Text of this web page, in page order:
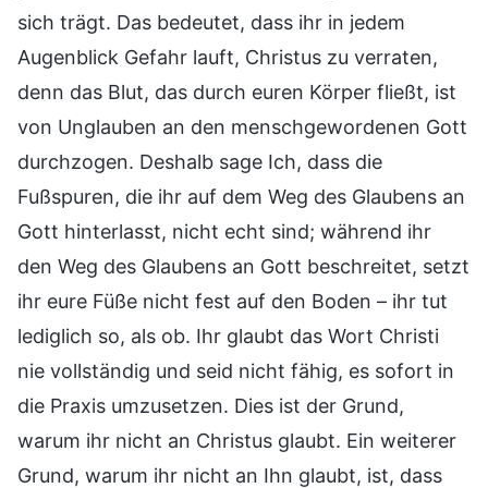
sich trägt. Das bedeutet, dass ihr in jedem
Augenblick Gefahr lauft, Christus zu verraten,
denn das Blut, das durch euren Körper fließt, ist
von Unglauben an den menschgewordenen Gott
durchzogen. Deshalb sage Ich, dass die
Fußspuren, die ihr auf dem Weg des Glaubens an
Gott hinterlasst, nicht echt sind; während ihr
den Weg des Glaubens an Gott beschreitet, setzt
ihr eure Füße nicht fest auf den Boden – ihr tut
lediglich so, als ob. Ihr glaubt das Wort Christi
nie vollständig und seid nicht fähig, es sofort in
die Praxis umzusetzen. Dies ist der Grund,
warum ihr nicht an Christus glaubt. Ein weiterer
Grund, warum ihr nicht an Ihn glaubt, ist, dass